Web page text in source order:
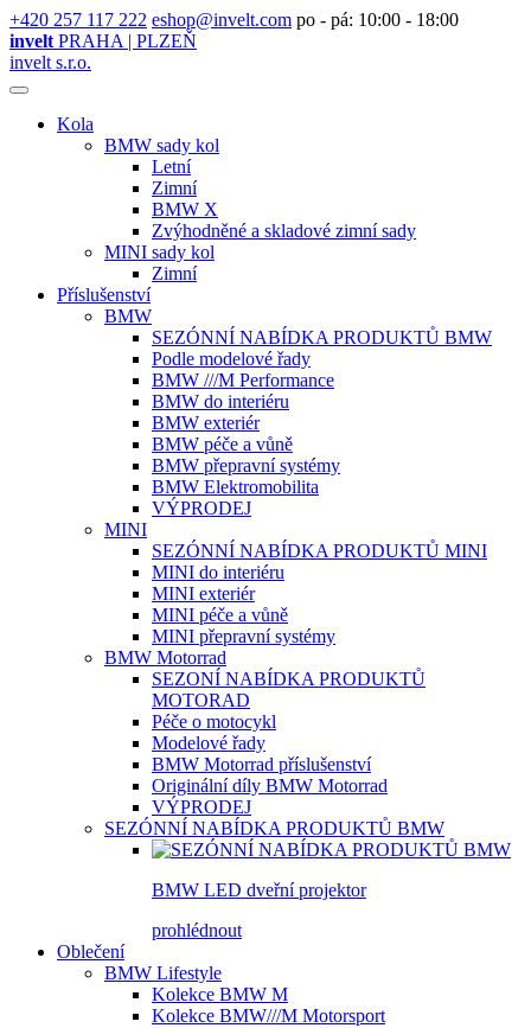
+420 257 117 222 eshop@invelt.com po - pá: 10:00 - 18:00
invelt PRAHA | PLZEŇ
invelt s.r.o.
Kola
BMW sady kol
Letní
Zimní
BMW X
Zvýhodněné a skladové zimní sady
MINI sady kol
Zimní
Příslušenství
BMW
SEZÓNNÍ NABÍDKA PRODUKTŮ BMW
Podle modelové řady
BMW ///M Performance
BMW do interiéru
BMW exteriér
BMW péče a vůně
BMW přepravní systémy
BMW Elektromobilita
VÝPRODEJ
MINI
SEZÓNNÍ NABÍDKA PRODUKTŮ MINI
MINI do interiéru
MINI exteriér
MINI péče a vůně
MINI přepravní systémy
BMW Motorrad
SEZONÍ NABÍDKA PRODUKTŮ
MOTORAD
Péče o motocykl
Modelové řady
BMW Motorrad příslušenství
Originální díly BMW Motorrad
VÝPRODEJ
SEZÓNNÍ NABÍDKA PRODUKTŮ BMW
BMW LED dveřní projektor
prohlédnout
Oblečení
BMW Lifestyle
Kolekce BMW M
Kolekce BMW///M Motorsport